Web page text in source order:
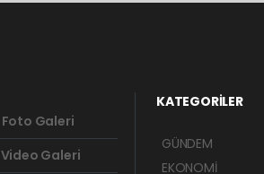
Foto Galeri
Video Galeri
KATEGORİLER
GÜNDEM
EKONOMİ